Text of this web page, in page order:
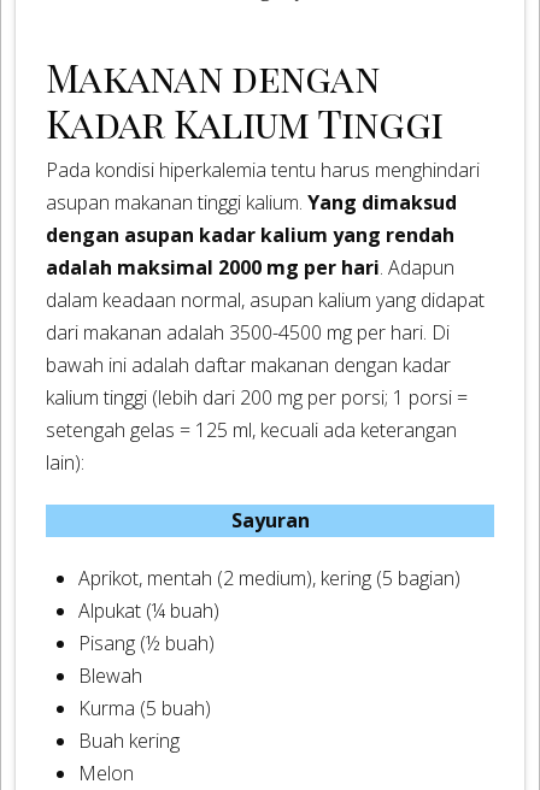
Makanan dengan
Kadar Kalium Tinggi
Pada kondisi hiperkalemia tentu harus menghindari
asupan makanan tinggi kalium.Yang dimaksud
dengan asupan kadar kalium yang rendah
adalah maksimal 2000 mg per hari. Adapun
dalam keadaan normal, asupan kalium yang didapat
dari makanan adalah 3500-4500 mg per hari. Di
bawah ini adalah daftar makanan dengan kadar
kalium tinggi (lebih dari 200 mg per porsi; 1 porsi =
setengah gelas = 125 ml, kecuali ada keterangan
lain):
Sayuran
Aprikot, mentah (2 medium), kering (5 bagian)
Alpukat (¼ buah)
Pisang (½ buah)
Blewah
Kurma (5 buah)
Buah kering
Melon